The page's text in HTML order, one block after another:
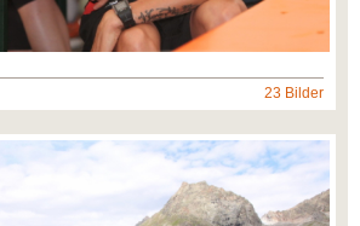
23 Bilder